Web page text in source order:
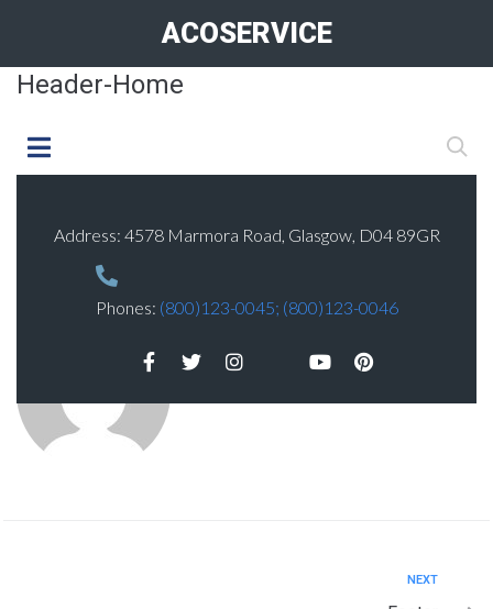
ACOSERVICE
Header-Home
Address: 4578 Marmora Road, Glasgow, D04 89GR
Phones: (800)123-0045; (800)123-0046
NEXT